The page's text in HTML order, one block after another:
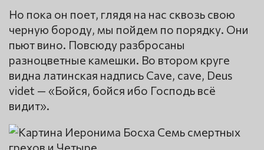
Но пока он поет, глядя на нас сквозь свою
черную бороду, мы пойдем по порядку. Они
пьют вино. Повсюду разбросаны
разноцветные камешки. Во втором круге
видна латинская надпись Cave, cave, Deus
videt — «Бойся, бойся ибо Господь всё
видит».